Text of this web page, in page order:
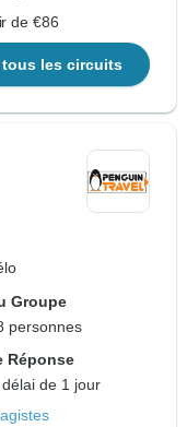
de €86
tous les circuits
Groupe
personnes
Réponse
de 1 jour